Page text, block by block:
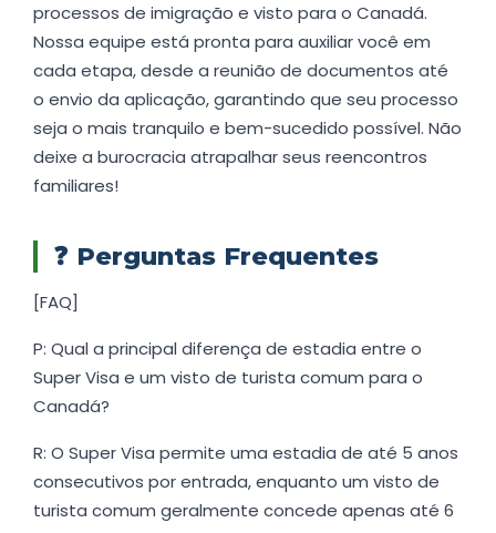
processos de imigração e visto para o Canadá.
Nossa equipe está pronta para auxiliar você em
cada etapa, desde a reunião de documentos até
o envio da aplicação, garantindo que seu processo
seja o mais tranquilo e bem-sucedido possível. Não
deixe a burocracia atrapalhar seus reencontros
familiares!
❓ Perguntas Frequentes
[FAQ]
P: Qual a principal diferença de estadia entre o
Super Visa e um visto de turista comum para o
Canadá?
R: O Super Visa permite uma estadia de até 5 anos
consecutivos por entrada, enquanto um visto de
turista comum geralmente concede apenas até 6